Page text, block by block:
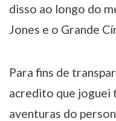
disso ao longo do
Jones e o Grande
Para fins de
acredito que joguei
aventuras do